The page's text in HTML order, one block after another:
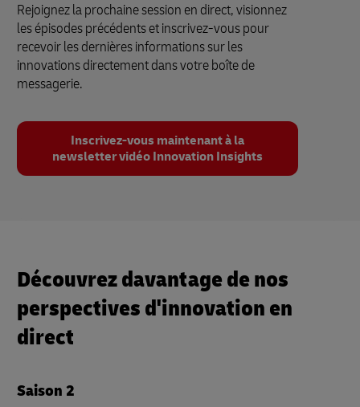
Rejoignez la prochaine session en direct, visionnez
les épisodes précédents et inscrivez-vous pour
recevoir les dernières informations sur les
innovations directement dans votre boîte de
messagerie.
Inscrivez-vous maintenant à la
newsletter vidéo Innovation Insights
Découvrez davantage de nos
perspectives d'innovation en
direct
Saison 2